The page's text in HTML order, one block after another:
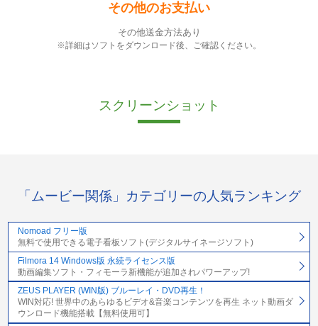
その他のお支払い
その他送金方法あり
※詳細はソフトをダウンロード後、ご確認ください。
スクリーンショット
「ムービー関係」カテゴリーの人気ランキング
Nomoad フリー版
無料で使用できる電子看板ソフト(デジタルサイネージソフト)
Filmora 14 Windows版 永続ライセンス版
動画編集ソフト・フィモーラ新機能が追加されパワーアップ!
ZEUS PLAYER (WIN版) ブルーレイ・DVD再生！
WIN対応! 世界中のあらゆるビデオ&音楽コンテンツを再生 ネット動画ダ
ウンロード機能搭載【無料使用可】